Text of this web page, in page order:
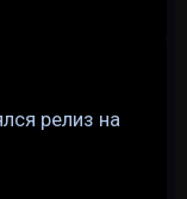
релиз на